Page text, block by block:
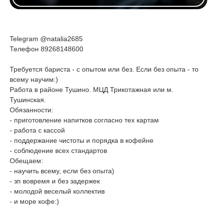
Telegram @natalia2685
Телефон 89268148600
Требуется бариста - с опытом или без. Если без опыта - то
всему научим:)
Работа в районе Тушино. МЦД Трикотажная или м.
Тушинская.
Обязанности:
- приготовление напитков согласно тех картам
- работа с кассой
- поддержание чистоты и порядка в кофейне
- соблюдение всех стандартов
Обещаем:
- научить всему, если без опыта)
- зп вовремя и без задержек
- молодой веселый коллектив
- и море кофе:)